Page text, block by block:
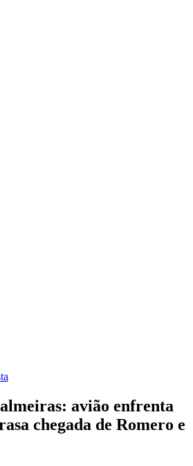
avião enfrenta
chegada de Romero e